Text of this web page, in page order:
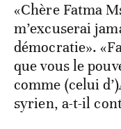
«Chère Fatma
m’excuserai
démocratie».
que vous le
comme (celui
syrien, a-t-il